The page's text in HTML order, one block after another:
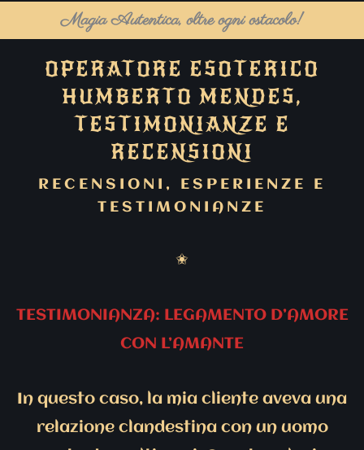
Magia Autentica, oltre ogni ostacolo!
OPERATORE ESOTERICO
HUMBERTO MENDES,
TESTIMONIANZE E
RECENSIONI
RECENSIONI, ESPERIENZE E
TESTIMONIANZE
✬
TESTIMONIANZA: LEGAMENTO D’AMORE
CON L’AMANTE
In questo caso, la mia cliente aveva una
relazione clandestina con un uomo